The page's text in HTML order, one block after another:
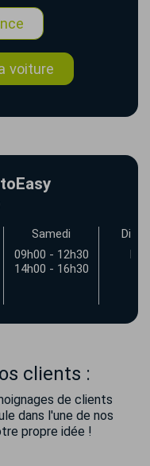
voiture
Samedi
09h00 - 12h30
14h00 - 16h30
clients :
de clients
dans l'une de nos
propre idée !